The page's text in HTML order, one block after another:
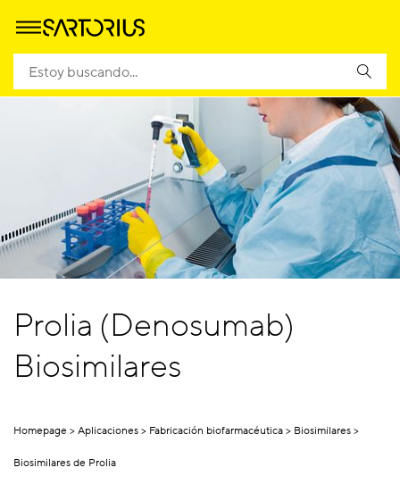
Prolia (Denosumab)
Biosimilares
Homepage Aplicaciones Fabricación biofarmacéutica Biosimilares
Biosimilares de Prolia